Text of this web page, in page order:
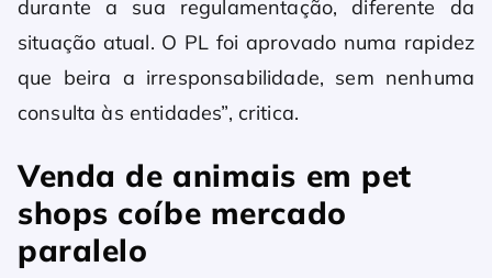
durante a sua regulamentação, diferente da
situação atual. O PL foi aprovado numa rapidez
que beira a irresponsabilidade, sem nenhuma
consulta às entidades”, critica.
Venda de animais em pet
shops coíbe mercado
paralelo